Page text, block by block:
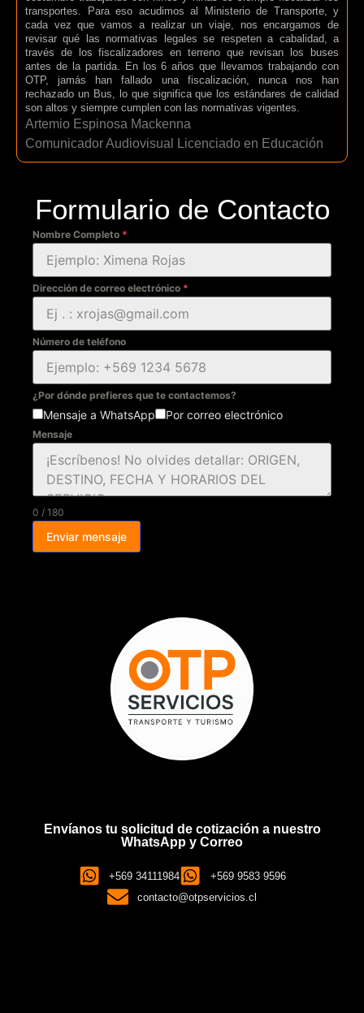
transportes. Para eso acudimos al Ministerio de Transporte, y
cada vez que vamos a realizar un viaje, nos encargamos de
revisar qué las normativas legales se respeten a cabalidad, a
través de los fiscalizadores en terreno que revisan los buses
antes de la partida. En los 6 años que llevamos trabajando con
OTP, jamás han fallado una fiscalización, nunca nos han
rechazado un Bus, lo que significa que los estándares de calidad
son altos y siempre cumplen con las normativas vigentes.
Artemio Espinosa Mackenna
Comunicador Audiovisual Licenciado en Educación
Formulario de Contacto
Nombre Completo *
Dirección de correo electrónico *
Número de teléfono
¿Por dónde prefieres que te contactemos?
Mensaje a WhatsApp Por correo electrónico
Mensaje
0 / 180
Enviar mensaje
Envíanos tu solicitud de cotización a nuestro
WhatsApp y Correo
+569 34111984
+569 9583 9596
contacto@otpservicios.cl